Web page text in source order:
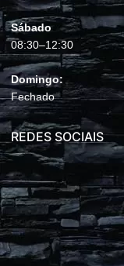
Sábado
08:30–12:30
Domingo:
Fechado
REDES SOCIAIS